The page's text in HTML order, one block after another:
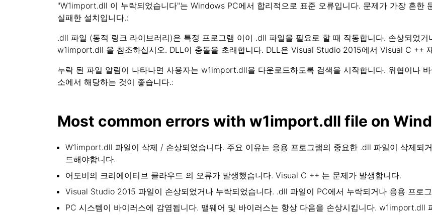
"W1import.dll 이 누락되었습니다"는 Windows PC에서 합리적으로 표준 오류입니다. 문제가 가장 흔한
실패한 설치입니다.:
.dll 파일 (동적 링크 라이브러리)은 특정 프로그램 이이 .dll 파일을 필요로 할 때 작동합니다. 손상되었
w1import.dll 을 참조하십시오. DLL이 충돌을 초래합니다. DLL은 Visual Studio 2015에서 Visual C ++
누락 된 파일 알림이 나타나면 사용자는 w1import.dll을 다운로드하도록 검색을 시작합니다. 위협이나
소에서 해당하는 것이 좋습니다.:
Most common errors with w1import.dll file on
W1import.dll 파일이 삭제 / 손상되었습니다. 주요 이유는 응용 프로그램의 중요한 .dll 파일이 삭제되
드해야합니다.
어도비의 크리에이티브 클라우드 의 오류가 발생했습니다. Visual C ++ 는 문제가 발생합니다.
Visual Studio 2015 파일이 손상되었거나 누락되었습니다. .dll 파일이 PC에서 누락되거나 응용 프로
PC 시스템이 바이러스에 감염됩니다. 맬웨어 및 바이러스는 항상 다음을 손상시킵니다. w1import.dll